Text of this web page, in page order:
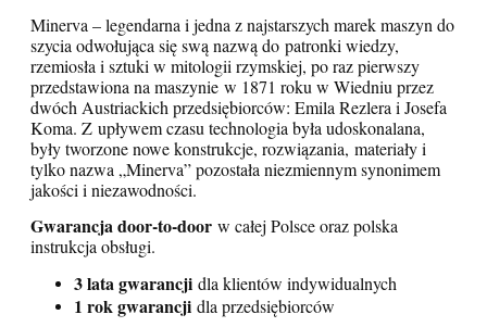
Minerva – legendarna i jedna z najstarszych marek maszyn do
szycia odwołująca się swą nazwą do patronki wiedzy,
rzemiosła i sztuki w mitologii rzymskiej, po raz pierwszy
przedstawiona na maszynie w 1871 roku w Wiedniu przez
dwóch Austriackich przedsiębiorców: Emila Rezlera i Josefa
Koma. Z upływem czasu technologia była udoskonalana,
były tworzone nowe konstrukcje, rozwiązania, materiały i
tylko nazwa „Minerva” pozostała niezmiennym synonimem
jakości i niezawodności.
Gwarancja door-to-door w całej Polsce oraz polska
instrukcja obsługi.
3 lata gwarancji dla klientów indywidualnych
1 rok gwarancji dla przedsiębiorców